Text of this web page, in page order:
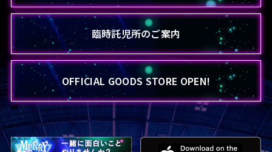
臨時託児所のご案内
OFFICIAL GOODS STORE OPEN!